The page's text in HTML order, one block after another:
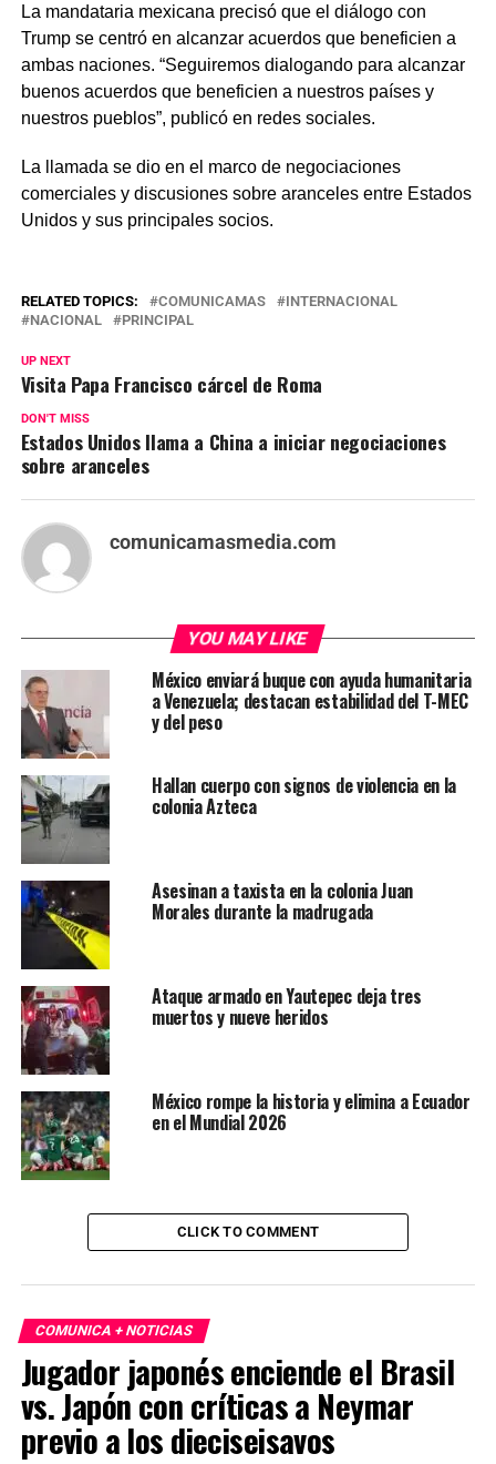
La mandataria mexicana precisó que el diálogo con
Trump se centró en alcanzar acuerdos que beneficien a
ambas naciones. “Seguiremos dialogando para alcanzar
buenos acuerdos que beneficien a nuestros países y
nuestros pueblos”, publicó en redes sociales.
La llamada se dio en el marco de negociaciones
comerciales y discusiones sobre aranceles entre Estados
Unidos y sus principales socios.
RELATED TOPICS: COMUNICAMAS
INTERNACIONAL
NACIONAL
PRINCIPAL
UP NEXT
Visita Papa Francisco cárcel de Roma
DON'T MISS
Estados Unidos llama a China a iniciar negociaciones
sobre aranceles
comunicamasmedia.com
YOU MAY LIKE
México enviará buque con ayuda humanitaria
a Venezuela; destacan estabilidad del T-MEC
y del peso
Hallan cuerpo con signos de violencia en la
colonia Azteca
Asesinan a taxista en la colonia Juan
Morales durante la madrugada
Ataque armado en Yautepec deja tres
muertos y nueve heridos
México rompe la historia y elimina a Ecuador
en el Mundial 2026
CLICK TO COMMENT
COMUNICA + NOTICIAS
Jugador japonés enciende el Brasil
vs. Japón con críticas a Neymar
previo a los dieciseisavos